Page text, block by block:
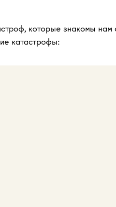
которые знакомы
катастрофы: